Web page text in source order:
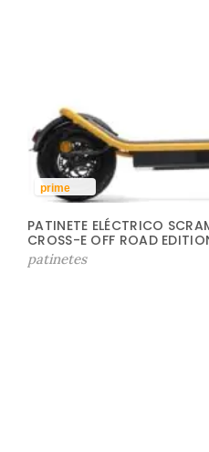
prime
PATINETE ELÉCTRICO
CROSS-E OFF ROAD
patinetes